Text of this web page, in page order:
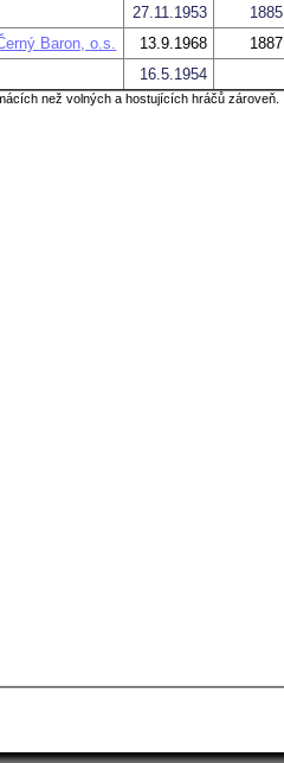
27.11.1953
1885
Baron, o.s. 13.9.1968
1887
16.5.1954
než volných a hostujících hráčů zároveň.